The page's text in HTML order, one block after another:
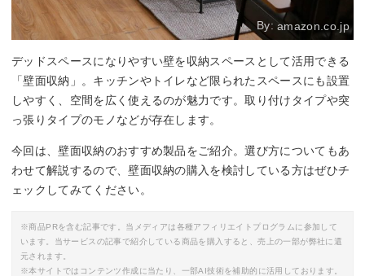
By:amazon.co.jp
デッドスペースになりやすい壁を収納スペースとして活用できる
「壁面収納」。キッチンやトイレなど限られたスペースにも設置
しやすく、空間を広く使えるのが魅力です。取り付けタイプや突
っ張りタイプのモノなどが存在します。
今回は、壁面収納のおすすめ製品をご紹介。選び方についてもあ
わせて解説するので、壁面収納の購入を検討している方はぜひチ
ェックしてみてください。
※商品PRを含む記事です。当メディアは各種アフィリエイトプログラムに参加して
います。当サービスの記事で紹介している商品を購入すると、売上の一部が弊社に還
元されます。
※本サイトではコンテンツ作成に当たり、一部AI技術を補助的に活用しております。